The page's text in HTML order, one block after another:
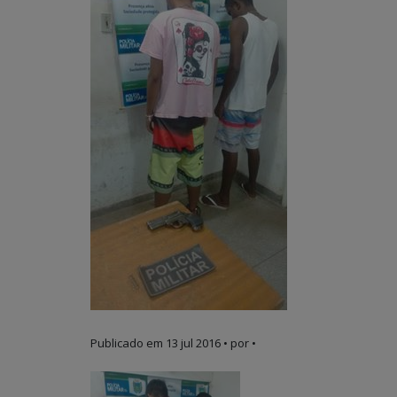
Publicado em 13 jul 2016 • por •